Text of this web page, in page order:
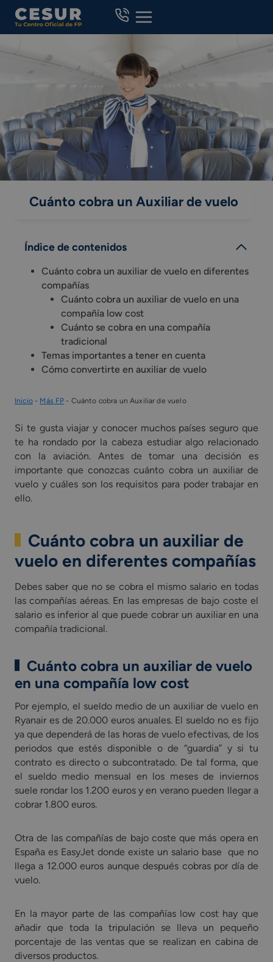
Skip
content
Cuánto cobra un Auxiliar de vuelo
Índice de contenidos
Cuánto cobra un auxiliar de vuelo en diferentes
compañías
Cuánto cobra un auxiliar de vuelo en una
compañía low cost
Cuánto se cobra en una compañía
tradicional
Temas importantes a tener en cuenta
Cómo convertirte en auxiliar de vuelo
Inicio- Más FP - Cuánto cobra un Auxiliar de vuelo
Si te gusta viajar y conocer muchos países seguro que
te ha rondado por la cabeza estudiar algo relacionado
con la aviación. Antes de tomar una decisión es
importante que conozcas cuánto cobra un auxiliar de
vuelo y cuáles son los requisitos para poder trabajar en
ello.
Cuánto cobra un auxiliar de
vuelo en diferentes compañías
Debes saber que no se cobra el mismo salario en todas
las compañías aéreas. En las empresas de bajo coste el
salario es inferior al que puede cobrar un auxiliar en una
compañía tradicional.
Cuánto cobra un auxiliar de vuelo
en una compañía low cost
Por ejemplo, el sueldo medio de un auxiliar de vuelo en
Ryanair es de 20.000 euros anuales. El sueldo no es fijo
ya que dependerá de las horas de vuelo efectivas, de los
periodos que estés disponible o de “guardia” y si tu
contrato es directo o subcontratado. De tal forma, que
el sueldo medio mensual en los meses de inviernos
suele rondar los 1.200 euros y en verano pueden llegar a
cobrar 1.800 euros.
Otra de las compañías de bajo coste que más opera en
España es EasyJet donde existe un salario base que no
llega a 12.000 euros aunque después cobras por día de
vuelo.
En la mayor parte de las compañías low cost hay que
añadir que toda la tripulación se lleva un pequeño
porcentaje de las ventas que se realizan en cabina de
diversos productos.